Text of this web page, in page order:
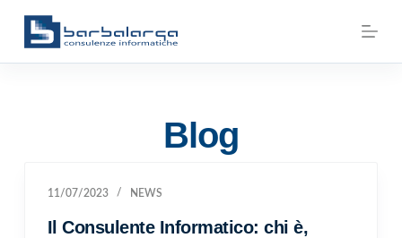
S
a
Blog
11/07/2023 NEWS
Il Consulente Informatico: chi è,